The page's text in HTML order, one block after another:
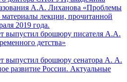
выпустил брошюру писателя А.А.
детства»
выпустил брошюру сенатора А. А.
развитие России. Актуальные